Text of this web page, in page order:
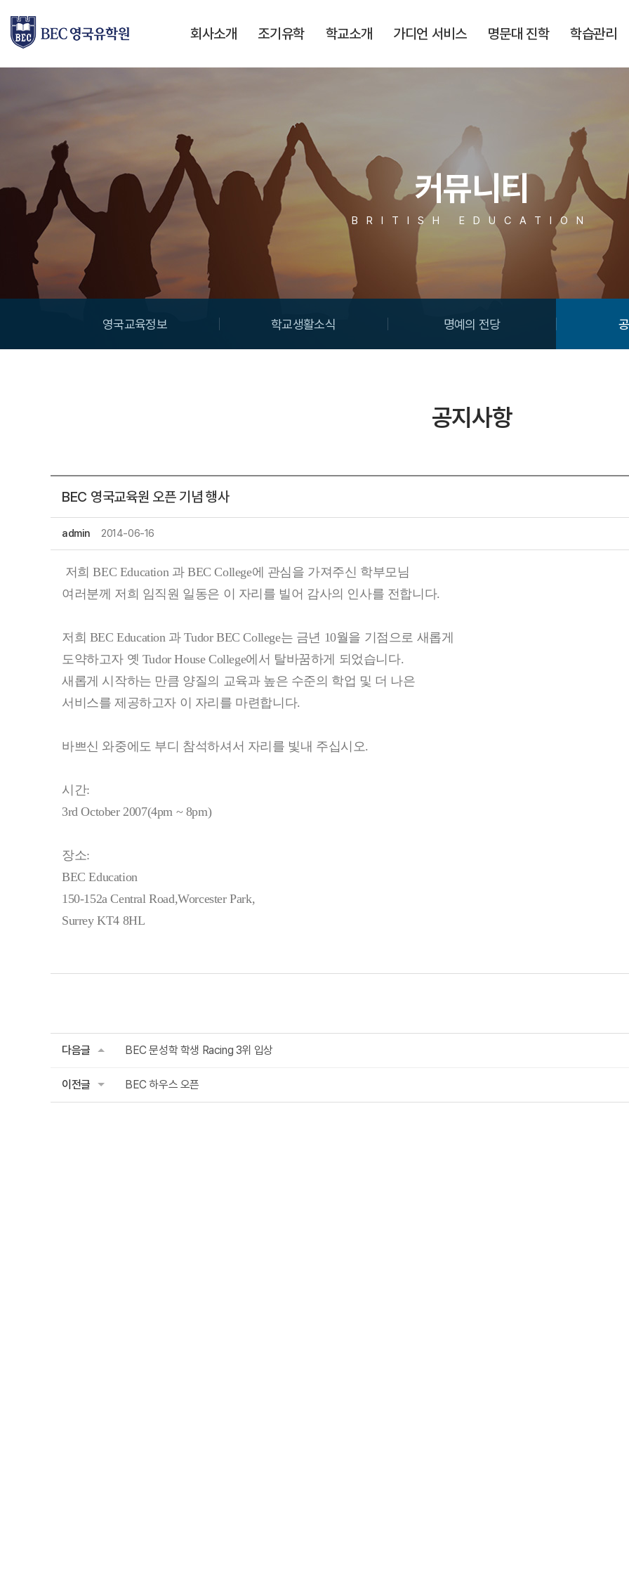
회사소개 조기유학 학교소개 가디언 서비스 명문대 진학 학습관리
커뮤니티
BRITISH EDUCATION
영국교육정보 학교생활소식 명예의 전당
공지사항
BEC 영국교육원 오픈 기념 행사
admin 2014-06-16
저희 BEC Education 과 BEC College에 관심을 가져주신 학부모님
여러분께 저희 임직원 일동은 이 자리를 빌어 감사의 인사를 전합니다.
저희 BEC Education 과 Tudor BEC College는 금년 10월을 기점으로 새롭게
도약하고자 옛 Tudor House College에서 탈바꿈하게 되었습니다.
새롭게 시작하는 만큼 양질의 교육과 높은 수준의 학업 및 더 나은
서비스를 제공하고자 이 자리를 마련합니다.
바쁘신 와중에도 부디 참석하셔서 자리를 빛내 주십시오.
시간:
3rd October 2007(4pm ~ 8pm)
장소:
BEC Education
150-152a Central Road,Worcester Park,
Surrey KT4 8HL
다음글 BEC 문성학 학생 Racing 3위 입상
이전글 BEC 하우스 오픈